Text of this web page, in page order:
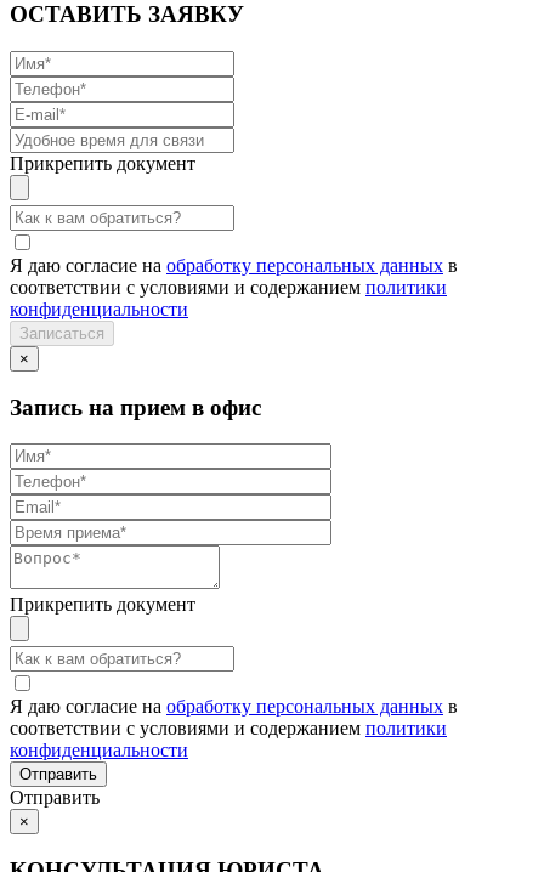
ОСТАВИТЬ ЗАЯВКУ
Прикрепить документ
Я даю согласие на обработку персональных данных в
соответствии с условиями и содержанием политики
конфиденциальности
×
Запись на прием в офис
Прикрепить документ
Я даю согласие на обработку персональных данных в
соответствии с условиями и содержанием политики
конфиденциальности
Отправить
×